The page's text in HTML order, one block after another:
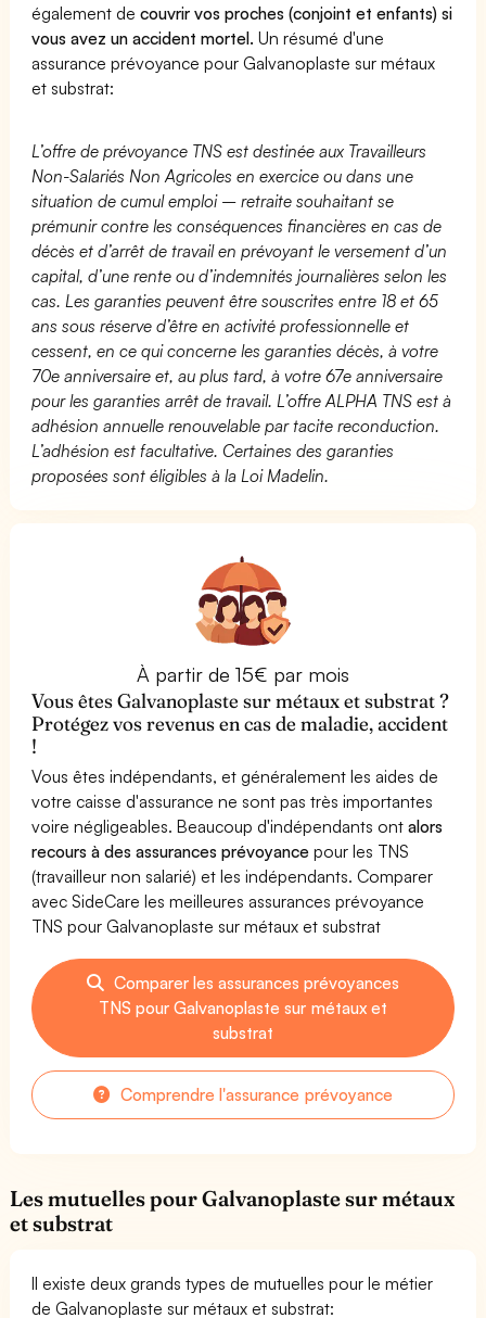
également decouvrir vos proches (conjoint et enfants) si
vous avez un accident mortel. Un résumé d'une
assurance prévoyance pour Galvanoplaste sur métaux
et substrat:
L’offre de prévoyance TNS est destinée aux Travailleurs
Non-Salariés Non Agricoles en exercice ou dans une
situation de cumul emploi – retraite souhaitant se
prémunir contre les conséquences financières en cas de
décès et d’arrêt de travail en prévoyant le versement d’un
capital, d’une rente ou d’indemnités journalières selon les
cas. Les garanties peuvent être souscrites entre 18 et 65
ans sous réserve d’être en activité professionnelle et
cessent, en ce qui concerne les garanties décès, à votre
70e anniversaire et, au plus tard, à votre 67e anniversaire
pour les garanties arrêt de travail. L’offre ALPHA TNS est à
adhésion annuelle renouvelable par tacite reconduction.
L’adhésion est facultative. Certaines des garanties
proposées sont éligibles à la Loi Madelin.
À partir de 15€ par mois
Vous êtes Galvanoplaste sur métaux et substrat ?
Protégez vos revenus en cas de maladie, accident
!
Vous êtes indépendants, et généralement les aides de
votre caisse d'assurance ne sont pas très importantes
voire négligeables. Beaucoup d'indépendants ontalors
recours à des assurances prévoyance pour les TNS
(travailleur non salarié) et les indépendants. Comparer
avec SideCare les meilleures assurances prévoyance
TNS pour Galvanoplaste sur métaux et substrat
Comparer les assurances prévoyances
TNS pour Galvanoplaste sur métaux et
substrat
Comprendre l'assurance prévoyance
Les mutuelles pour Galvanoplaste sur métaux
et substrat
Il existe deux grands types de mutuelles pour le métier
de Galvanoplaste sur métaux et substrat: